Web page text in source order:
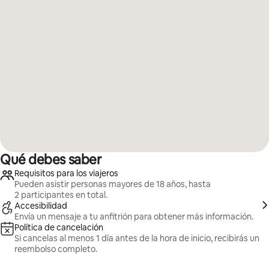
Qué debes saber
Requisitos para los viajeros
Pueden asistir personas mayores de 18 años, hasta
2 participantes en total.
Accesibilidad
Envía un mensaje a tu anfitrión para obtener más información.
Política de cancelación
Si cancelas al menos 1 día antes de la hora de inicio, recibirás un
reembolso completo.